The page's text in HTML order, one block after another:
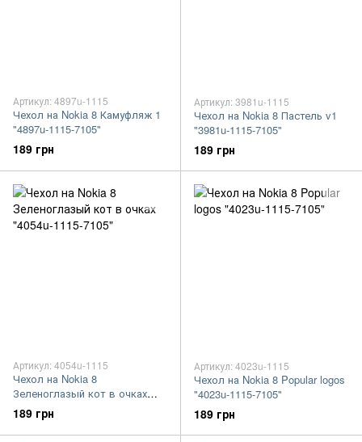
Артикул: 4897u-1115
Чехол на Nokia 8 Камуфляж 1
"4897u-1115-7105"
189 грн
Артикул: 3981u-1115
Чехол на Nokia 8 Пастель v1
"3981u-1115-7105"
189 грн
Артикул: 4054u-1115
Чехол на Nokia 8
Зеленоглазый кот в очках
"4054u-1115-7105"
189 грн
Артикул: 4023u-1115
Чехол на Nokia 8 Popular logos
"4023u-1115-7105"
189 грн